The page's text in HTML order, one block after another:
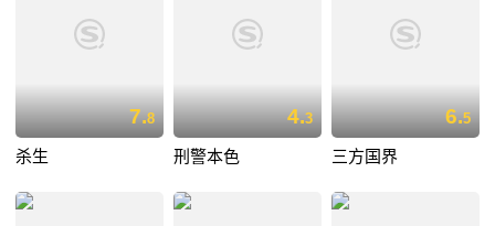
7.8
杀生
4.3
刑警本色
6.5
三方国界